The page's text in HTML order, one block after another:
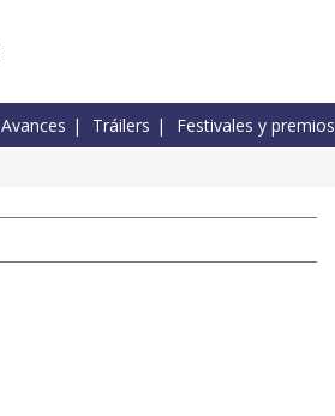
Avances Tráilers Festivales y premios